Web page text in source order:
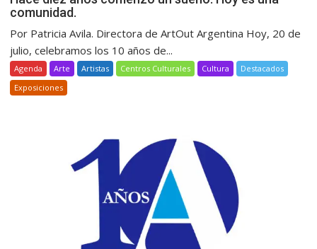
comunidad.
Por Patricia Avila. Directora de ArtOut Argentina Hoy, 20 de
julio, celebramos los 10 años de...
Agenda Arte Artistas Centros Culturales Cultura
Destacados
Exposiciones